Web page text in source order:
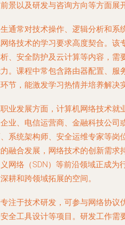
景以及研发与咨询方向等方面展
通常对技术操作、逻辑分析和系
络技术的学习要求高度契合。该
、安全防护及云计算等内容，需
。课程中常包含路由器配置、服
节，能激发学习热情并培养解决
业发展方面，计算机网络技术就
业、电信运营商、金融科技公司
系统架构师、安全运维专家等岗
融合发展，网络技术的创新需求
网络（SDN）等前沿领域正成为
耕和跨领域拓展的空间。
注于技术研发，可参与网络协议
全工具设计等项目。研发工作需